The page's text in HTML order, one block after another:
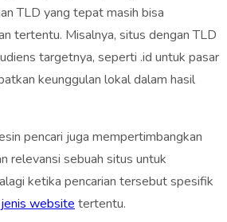
TLD yang tepat masih bisa
tertentu. Misalnya, situs dengan TLD
targetnya, seperti .id untuk pasar
keunggulan lokal dalam hasil
pencari juga mempertimbangkan
relevansi sebuah situs untuk
ketika pencarian tersebut spesifik
jenis website tertentu.